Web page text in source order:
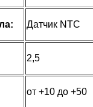
Датчик NTC
2,5
от +10 до +50